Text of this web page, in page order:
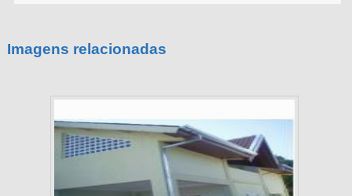
Imagens relacionadas